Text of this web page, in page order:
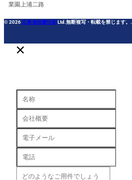
業園上浦二路
© 2026 広東省段慶印刷 Ltd.無断複写・転載を禁じます。.